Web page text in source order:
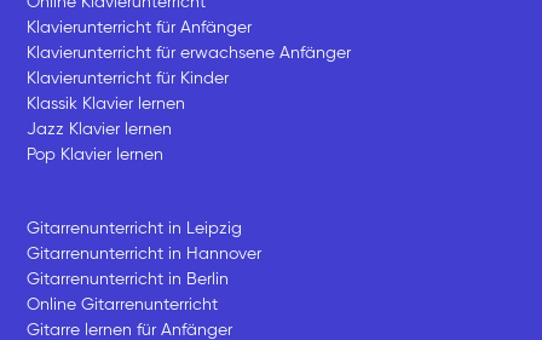
Klavierunterricht für Anfänger
Klavierunterricht für erwachsene Anfänger
Klavierunterricht für Kinder
Klassik Klavier lernen
Jazz Klavier lernen
Pop Klavier lernen
Gitarrenunterricht in Leipzig
Gitarrenunterricht in Hannover
Gitarrenunterricht in Berlin
Online Gitarrenunterricht
Gitarre lernen für Anfänger